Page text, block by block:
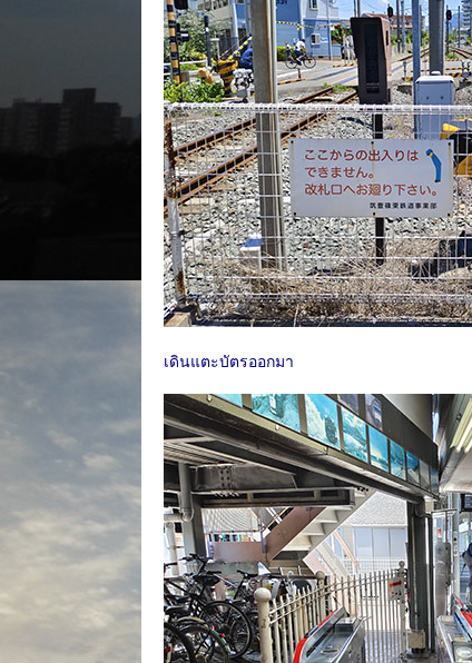
เดินแตะบัตรออกมา